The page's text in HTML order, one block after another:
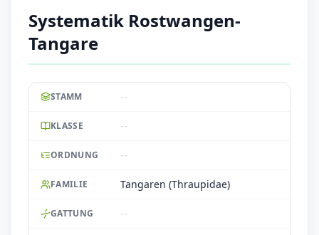
Systematik Rostwangen-
Tangare
STAMM --
KLASSE --
ORDNUNG --
FAMILIE Tangaren (Thraupidae)
GATTUNG --